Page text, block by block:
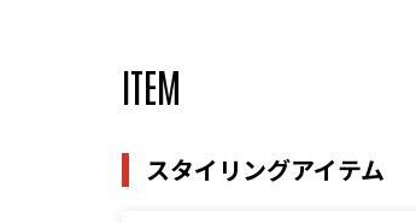
ITEM
スタイリングアイテム